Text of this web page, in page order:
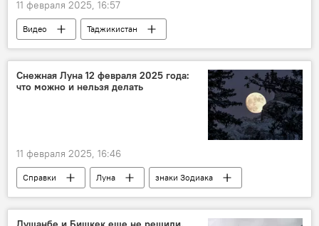
11 февраля 2025, 16:57
Видео
Таджикистан
Новости Худжанда и Согдийской области
Снежная Луна 12 февраля 2025 года:
что можно и нельзя делать
11 февраля 2025, 16:46
Справки Луна знаки Зодиака